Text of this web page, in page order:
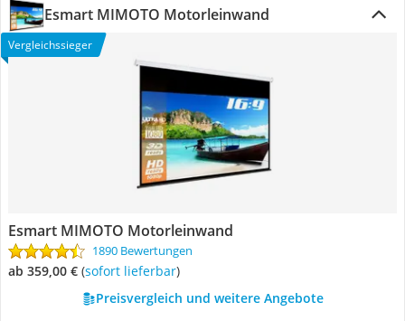
Esmart MIMOTO Motorleinwand
Vergleichssieger
Esmart MIMOTO Motorleinwand
1890 Bewertungen
ab 359,00 € ( Sofort lieferbar)
Preisvergleich und weitere Angebote